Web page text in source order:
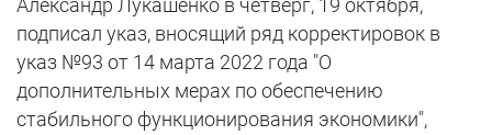
Александр Лукашенко в четверг, 19 октября,
подписал указ, вносящий ряд корректировок в
указ №93 от 14 марта 2022 года "О
дополнительных мерах по обеспечению
стабильного функционирования экономики",